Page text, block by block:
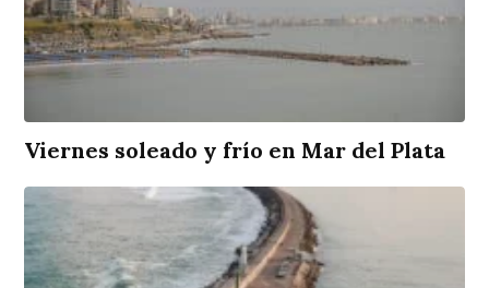
Viernes soleado y frío en Mar del Plata